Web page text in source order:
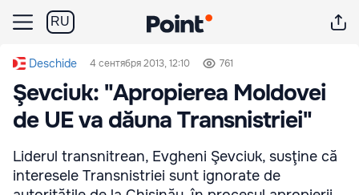
RU
Deschide 4 сентября 2013, 12:10 761
Şevciuk: "Apropierea Moldovei
de UE va dăuna Transnistriei"
Liderul transnitrean, Evgheni Şevciuk, susţine că
interesele Transnistriei sunt ignorate de